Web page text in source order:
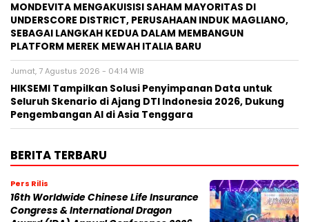
MONDEVITA MENGAKUISISI SAHAM MAYORITAS DI
UNDERSCORE DISTRICT, PERUSAHAAN INDUK MAGLIANO,
SEBAGAI LANGKAH KEDUA DALAM MEMBANGUN
PLATFORM MEREK MEWAH ITALIA BARU
Jumat, 7 Agustus 2026 - 04:14 WIB
HIKSEMI Tampilkan Solusi Penyimpanan Data untuk
Seluruh Skenario di Ajang DTI Indonesia 2026, Dukung
Pengembangan AI di Asia Tenggara
BERITA TERBARU
Pers Rilis
16th Worldwide Chinese Life Insurance
Congress & International Dragon